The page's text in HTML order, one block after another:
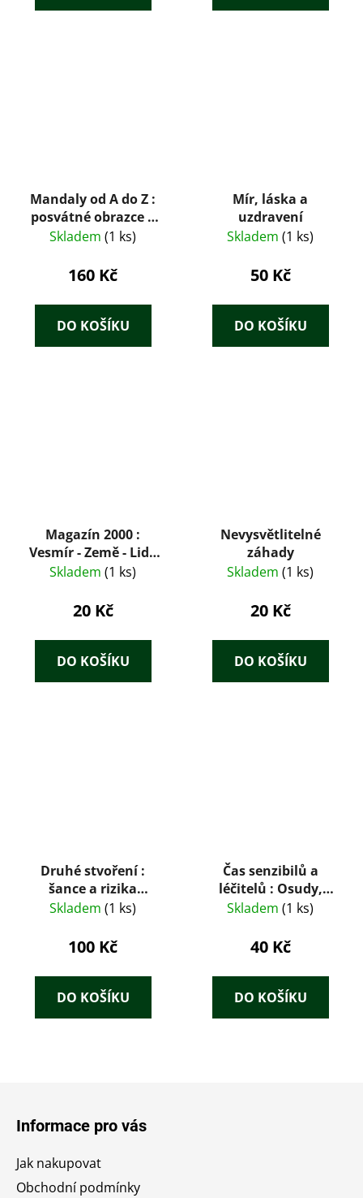
Mandaly od A do Z :
posvátné obrazce k
harmonizaci energie
Skladem (1 ks)
160 Kč
DO KOŠÍKU
Mír, láska a
uzdravení
Skladem (1 ks)
50 Kč
DO KOŠÍKU
Magazín 2000 :
Vesmír - Země - Lidé
11/1995
Skladem (1 ks)
20 Kč
DO KOŠÍKU
Nevysvětlitelné
záhady
Skladem (1 ks)
20 Kč
DO KOŠÍKU
Druhé stvoření :
šance a rizika
genetické revoluce
Skladem (1 ks)
100 Kč
DO KOŠÍKU
Čas senzibilů a
léčitelů : Osudy,
příběhy, záhady, rady
Skladem (1 ks)
40 Kč
DO KOŠÍKU
Informace pro vás
Jak nakupovat
Obchodní podmínky